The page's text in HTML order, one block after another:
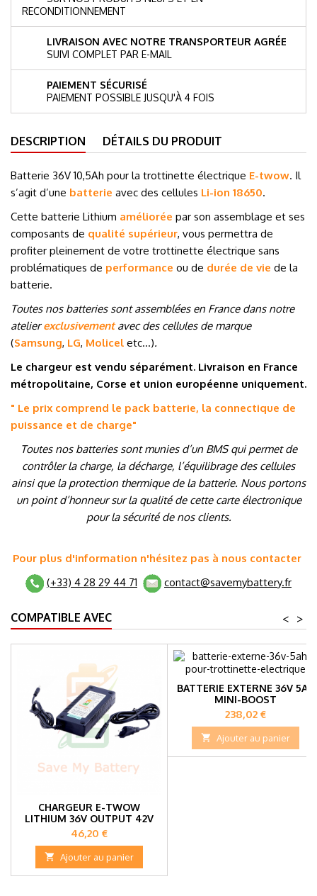
RECONDITIONNEMENT
LIVRAISON AVEC NOTRE TRANSPORTEUR AGRÉE
SUIVI COMPLET PAR E-MAIL
PAIEMENT SÉCURISÉ
PAIEMENT POSSIBLE JUSQU'À 4 FOIS
DESCRIPTION DÉTAILS DU PRODUIT
Batterie 36V 10,5Ah pour la trottinette électrique E-twow. Il
s’agit d’une batterie avec des cellules Li-ion 18650.
Cette batterie Lithium améliorée par son assemblage et ses
composants de qualité supérieur, vous permettra de
profiter pleinement de votre trottinette électrique sans
problématiques de performance ou de durée de vie de la
batterie.
Toutes nos batteries sont assemblées en France dans notre
atelierexclusivementavec des cellules de marque
(Samsung, LG, Molicel etc…).
Le chargeur est vendu séparément. Livraison en France
métropolitaine, Corse et union européenne uniquement.
" Le prix comprend le pack batterie, la connectique de
puissance et de charge"
Toutes nos batteries sont munies d’un BMS qui permet de
contrôler la charge, la décharge, l’équilibrage des cellules
ainsi que la protection thermique de la batterie. Nous portons
un point d’honneur sur la qualité de cette carte électronique
pour la sécurité de nos clients.
Pour plus d'information n'hésitez pas à nous contacter
(+33) 4 28 29 44 71
contact@savemybattery.fr
COMPATIBLE AVEC >
<
CHARGEUR E-TWOW
LITHIUM 36V OUTPUT 42V
Prix
46,20 €
 Ajouter au panier
BATTERIE EXTERNE 36V 5AH
MINI-BOOST
Prix
238,02 €
 Ajouter au panier